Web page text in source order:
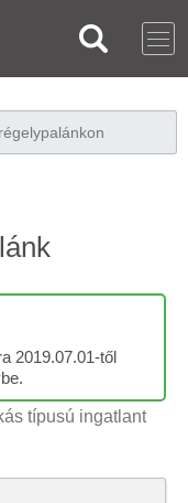
2019.07.01-től
típusú ingatlant